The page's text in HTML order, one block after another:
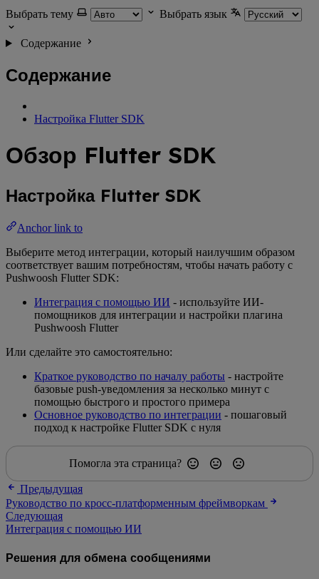
Выбрать тему Выбрать язык
Содержание
Содержание
Настройка Flutter SDK
Обзор Flutter SDK
Настройка Flutter SDK
Anchor link to
Выберите метод интеграции, который наилучшим образом
соответствует вашим потребностям, чтобы начать работу с
Pushwoosh Flutter SDK:
Интеграция с помощью ИИ - используйте ИИ-
помощников для интеграции и настройки плагина
Pushwoosh Flutter
Или сделайте это самостоятельно:
Краткое руководство по началу работы - настройте
базовые push-уведомления за несколько минут с
помощью быстрого и простого примера
Основное руководство по интеграции - пошаговый
подход к настройке Flutter SDK с нуля
Помогла эта страница?
Предыдущая
Руководство по кросс-платформенным фреймворкам
Следующая
Интеграция с помощью ИИ
Решения для обмена сообщениями